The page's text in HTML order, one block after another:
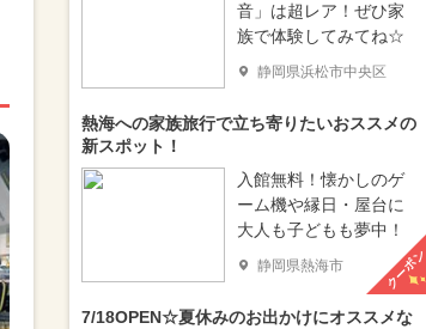
音」は超レア！ぜひ家
族で体験してみてね☆
静岡県浜松市中央区
熱海への家族旅行で立ち寄りたいおススメの
新スポット！
入館無料！懐かしのゲ
ーム機や縁日・屋台に
大人も子どもも夢中！
静岡県熱海市 クーポン
7/18OPEN☆夏休みのお出かけにオススメな